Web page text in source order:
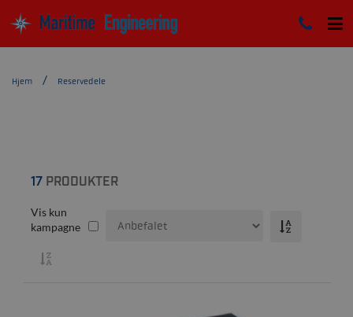
Hjem Reservedele
17PRODUKTER
Vis kun
kampagne